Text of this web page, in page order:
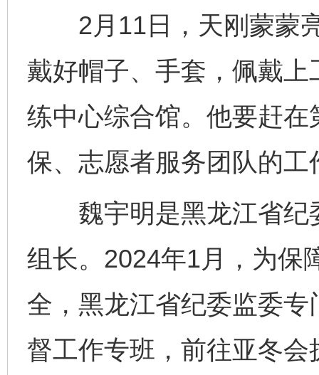
2月11日，天刚蒙蒙亮
戴好帽子、手套，佩戴
练中心综合馆。他要赶
保、志愿者服务团队的
魏宇明是黑龙江省纪
组长。2024年1月，为保
全，黑龙江省纪委监委
督工作专班，前往亚冬